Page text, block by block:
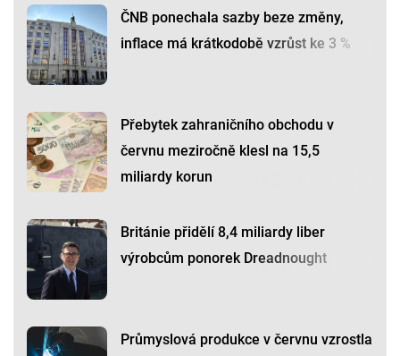
ČNB ponechala sazby beze změny,
inflace má krátkodobě vzrůst ke 3 %
Přebytek zahraničního obchodu v
červnu meziročně klesl na 15,5
miliardy korun
Británie přidělí 8,4 miliardy liber
výrobcům ponorek Dreadnought
Průmyslová produkce v červnu vzrostla